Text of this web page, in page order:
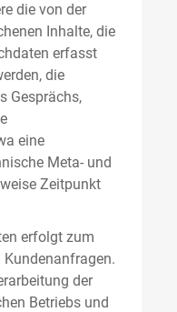
die von der
Inhalte, die
erfasst
die
Gesprächs,
eine
Meta- und
Zeitpunkt
erfolgt zum
der
Betriebs und